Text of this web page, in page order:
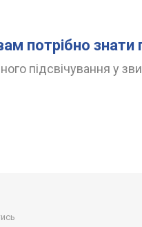
потрібно знати
підсвічування у